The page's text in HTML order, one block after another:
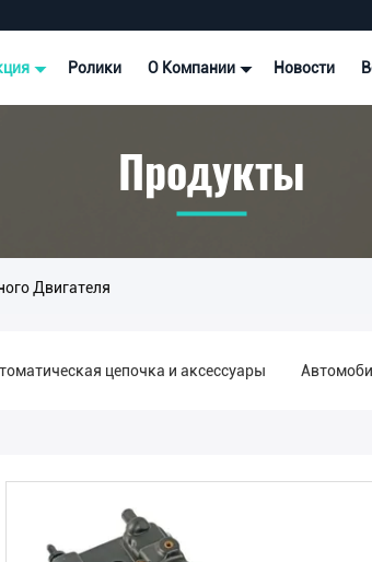
Ролики О Компании Новости
Продукты
Двигателя
цепочка и аксессуары